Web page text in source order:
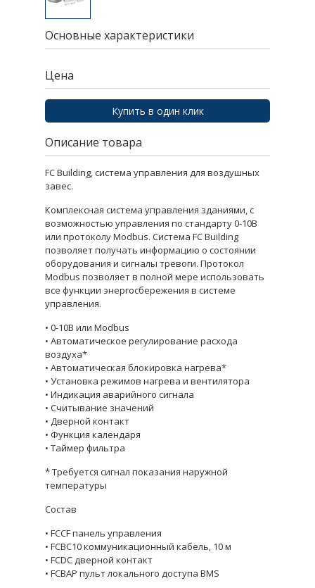
Основные характеристики
Цена
Купить в один клик
Описание товара
FC Building, система управления для воздушных
завес.
Комплексная система управления зданиями, с
возможностью управления по стандарту 0-10В
или протоколу Modbus. Система FC Building
позволяет получать информацию о состоянии
оборудования и сигналы тревоги. Протокол
Modbus позволяет в полной мере использовать
все функции энергосбережения в системе
управления.
• 0-10В или Modbus
• Автоматическое регулирование расхода
воздуха*
• Автоматическая блокировка нагрева*
• Установка режимов нагрева и вентилятора
• Индикация аварийного сигнала
• Считывание значений
• Дверной контакт
• Функция календаря
• Таймер фильтра
* Требуется сигнал показания наружной
температуры
Состав
• FCCF панель управления
• FCBC10 коммуникационный кабель, 10 м
• FCDC дверной контакт
• FCBAP пульт локального доступа BMS